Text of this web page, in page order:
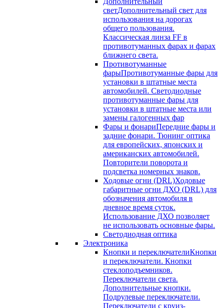
светДополнительный свет для
использования на дорогах
общего пользования.
Классическая линза FF в
противотуманных фарах и фарах
ближнего света.
Противотуманные
фарыПротивотуманные фары для
установки в штатные места
автомобилей. Светодиодные
противотуманные фары для
установки в штатные места или
замены галогенных фар
Фары и фонариПередние фары и
задние фонари. Тюнинг оптика
для европейских, японских и
американских автомобилей.
Повторители поворота и
подсветка номерных знаков.
Ходовые огни (DRL)Ходовые
габаритные огни ДХО (DRL) для
обозначения автомобиля в
дневное время суток.
Использование ДХО позволяет
не использовать основные фары.
Светодиодная оптика
Электроника
Кнопки и переключателиКнопки
и переключатели. Кнопки
стеклоподъемников.
Переключатели света.
Дополнительные кнопки.
Подрулевые переключатели.
Переключатели с круиз-